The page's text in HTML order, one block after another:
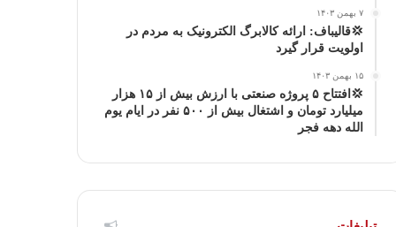
۷ بهمن ۱۴۰۳
💢قالیباف: ارائه کالابرگ الکترونیک به مردم در
اولویت قرار گیرد
۱۵ بهمن ۱۴۰۳
💢افتتاح ۵ پروژه صنعتی با ارزش بیش از ۱۵ هزار
میلیارد تومان و اشتغال بیش از ۵۰۰ نفر در ایام یوم
الله دهه فجر